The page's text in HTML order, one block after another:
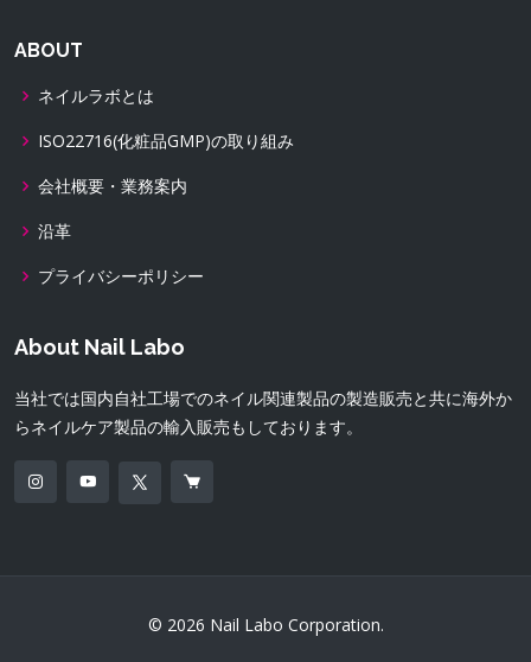
ABOUT
ネイルラボとは
ISO22716(化粧品GMP)の取り組み
会社概要・業務案内
沿革
プライバシーポリシー
About Nail Labo
当社では国内自社工場でのネイル関連製品の製造販売と共に海外か
らネイルケア製品の輸入販売もしております。
© 2026 Nail Labo Corporation.